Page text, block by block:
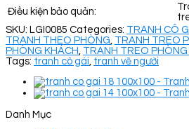
Điều kiện bảo quản:
SKU: LGI0085 Categories: TRANH CÔ
TRANH THEO PHÒNG TRANH TREO
PHÒNG KHÁCH TRANH TREO PHÒNG
Tags: tranh cô gái tranh vẽ người
Danh Mục